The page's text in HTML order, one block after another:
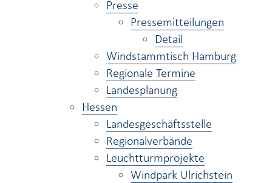
Presse
Pressemitteilungen
Detail
Windstammtisch Hamburg
Regionale Termine
Landesplanung
Hessen
Landesgeschäftsstelle
Regionalverbände
Leuchtturmprojekte
Windpark Ulrichstein